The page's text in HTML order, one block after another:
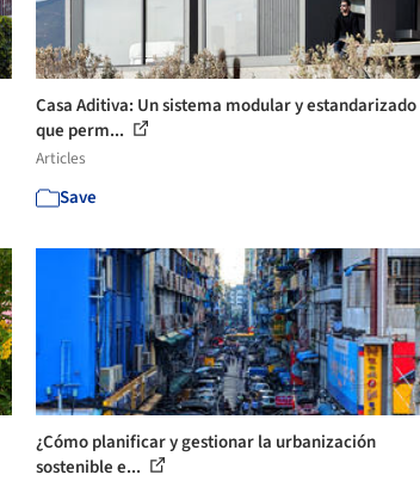
Casa Aditiva: Un sistema modular y estandarizado
que perm...
Articles
Save
¿Cómo planificar y gestionar la urbanización
sostenible e...